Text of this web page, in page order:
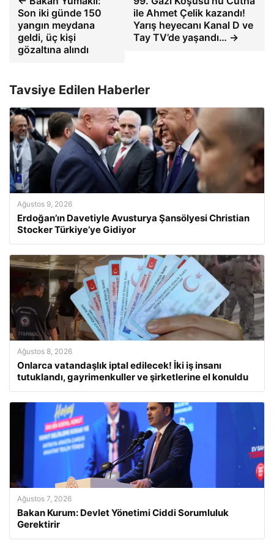
Son iki günde 150
yangın meydana
geldi, üç kişi
gözaltına alındı
ile Ahmet Çelik kazandı!
Yarış heyecanı Kanal D ve
Tay TV’de yaşandı… →
Tavsiye Edilen Haberler
Ağustos 9, 2026
Erdoğan’ın Davetiyle Avusturya Şansölyesi Christian
Stocker Türkiye’ye Gidiyor
Ağustos 8, 2026
Onlarca vatandaşlık iptal edilecek! İki iş insanı
tutuklandı, gayrimenkuller ve şirketlerine el konuldu
Ağustos 7, 2026
Bakan Kurum: Devlet Yönetimi Ciddi Sorumluluk
Gerektirir